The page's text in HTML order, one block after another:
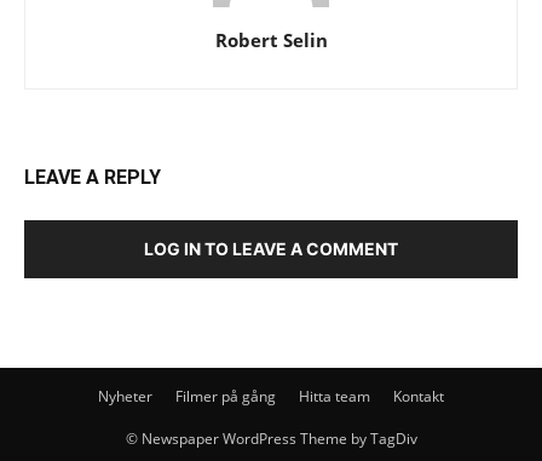
Robert Selin
LEAVE A REPLY
LOG IN TO LEAVE A COMMENT
Nyheter Filmer på gång Hitta team Kontakt
© Newspaper WordPress Theme by TagDiv